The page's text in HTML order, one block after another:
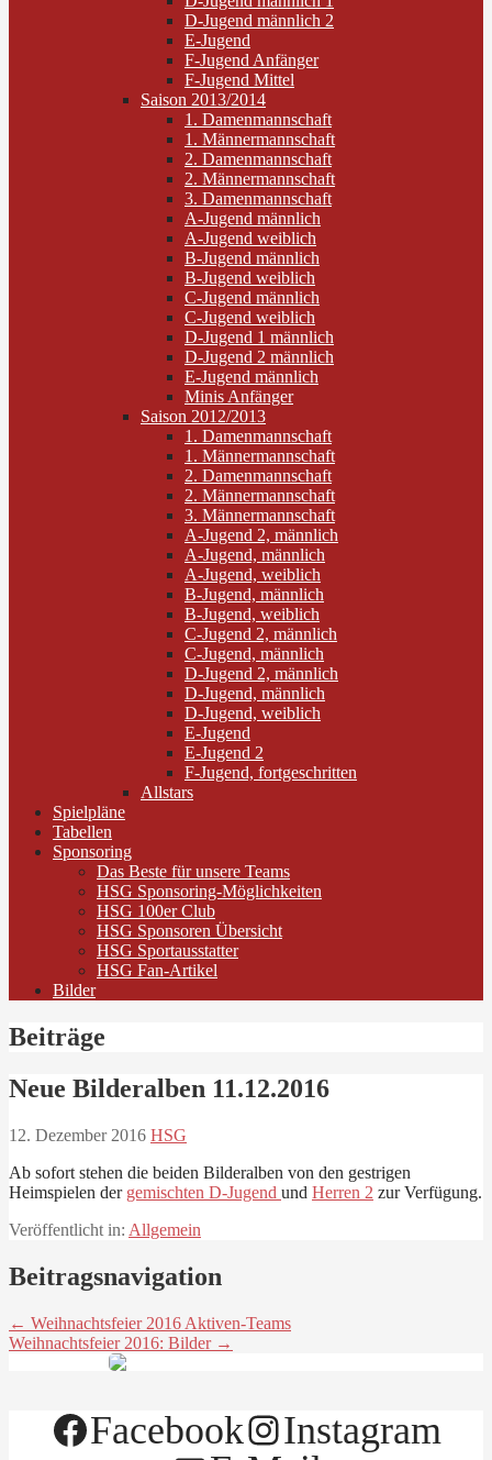
D-Jugend männlich 2
E-Jugend
F-Jugend Anfänger
F-Jugend Mittel
Saison 2013/2014
1. Damenmannschaft
1. Männermannschaft
2. Damenmannschaft
2. Männermannschaft
3. Damenmannschaft
A-Jugend männlich
A-Jugend weiblich
B-Jugend männlich
B-Jugend weiblich
C-Jugend männlich
C-Jugend weiblich
D-Jugend 1 männlich
D-Jugend 2 männlich
E-Jugend männlich
Minis Anfänger
Saison 2012/2013
1. Damenmannschaft
1. Männermannschaft
2. Damenmannschaft
2. Männermannschaft
3. Männermannschaft
A-Jugend 2, männlich
A-Jugend, männlich
A-Jugend, weiblich
B-Jugend, männlich
B-Jugend, weiblich
C-Jugend 2, männlich
C-Jugend, männlich
D-Jugend 2, männlich
D-Jugend, männlich
D-Jugend, weiblich
E-Jugend
E-Jugend 2
F-Jugend, fortgeschritten
Allstars
Spielpläne
Tabellen
Sponsoring
Das Beste für unsere Teams
HSG Sponsoring-Möglichkeiten
HSG 100er Club
HSG Sponsoren Übersicht
HSG Sportausstatter
HSG Fan-Artikel
Bilder
Beiträge
Neue Bilderalben 11.12.2016
12. Dezember 2016 HSG
Ab sofort stehen die beiden Bilderalben von den gestrigen
Heimspielen der gemischten D-Jugend und Herren 2 zur Verfügung.
Veröffentlicht in: Allgemein
Beitragsnavigation
← Weihnachtsfeier 2016 Aktiven-Teams
Weihnachtsfeier 2016: Bilder →
Facebook
Instagram